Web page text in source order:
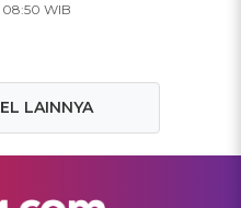
08:50 WIB
LAINNYA